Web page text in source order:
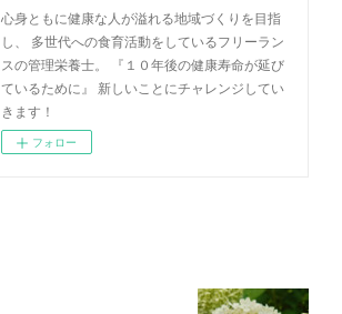
心身ともに健康な人が溢れる地域づくりを目指
し、 多世代への食育活動をしているフリーラン
スの管理栄養士。 『１０年後の健康寿命が延び
ているために』 新しいことにチャレンジしてい
きます！
フォロー